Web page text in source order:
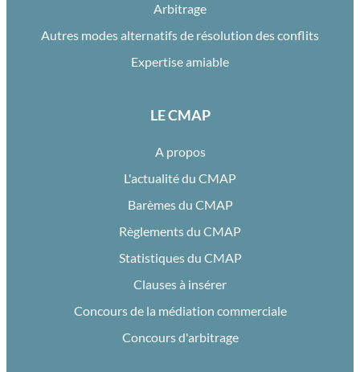
Arbitrage
Autres modes alternatifs de résolution des conflits
Expertise amiable
LE CMAP
A propos
L'actualité du CMAP
Barèmes du CMAP
Règlements du CMAP
Statistiques du CMAP
Clauses à insérer
Concours de la médiation commerciale
Concours d'arbitrage